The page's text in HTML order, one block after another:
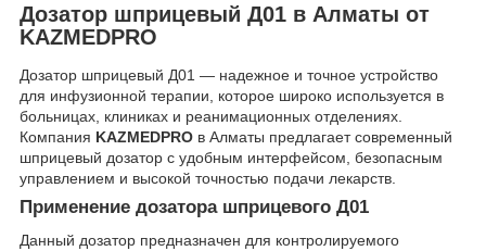
Дозатор шприцевый Д01 в Алматы от
KAZMEDPRO
Дозатор шприцевый Д01 — надежное и точное устройство
для инфузионной терапии, которое широко используется в
больницах, клиниках и реанимационных отделениях.
Компания KAZMEDPRO в Алматы предлагает современный
шприцевый дозатор с удобным интерфейсом, безопасным
управлением и высокой точностью подачи лекарств.
Применение дозатора шприцевого Д01
Данный дозатор предназначен для контролируемого